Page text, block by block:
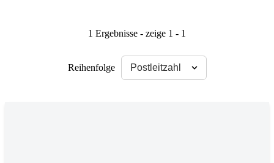
1 Ergebnisse - zeige 1 - 1
Reihenfolge